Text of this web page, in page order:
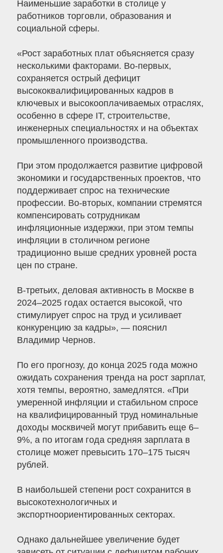
Наименьшие заработки в столице у
работников торговли, образования и
социальной сферы.
«Рост заработных плат объясняется сразу
несколькими факторами. Во-первых,
сохраняется острый дефицит
высококвалифицированных кадров в
ключевых и высокооплачиваемых отраслях,
особенно в сфере IT, строительстве,
инженерных специальностях и на объектах
промышленного производства.
При этом продолжается развитие цифровой
экономики и государственных проектов, что
поддерживает спрос на технические
профессии. Во-вторых, компании стремятся
компенсировать сотрудникам
инфляционные издержки, при этом темпы
инфляции в столичном регионе
традиционно выше средних уровней роста
цен по стране.
В-третьих, деловая активность в Москве в
2024–2025 годах остается высокой, что
стимулирует спрос на труд и усиливает
конкуренцию за кадры», — пояснил
Владимир Чернов.
По его прогнозу, до конца 2025 года можно
ожидать сохранения тренда на рост зарплат,
хотя темпы, вероятно, замедлятся. «При
умеренной инфляции и стабильном спросе
на квалифицированный труд номинальные
доходы москвичей могут прибавить еще 6–
9%, а по итогам года средняя зарплата в
столице может превысить 170–175 тысяч
рублей.
В наибольшей степени рост сохранится в
высокотехнологичных и
экспортноориентированных секторах.
Однако дальнейшее увеличение будет